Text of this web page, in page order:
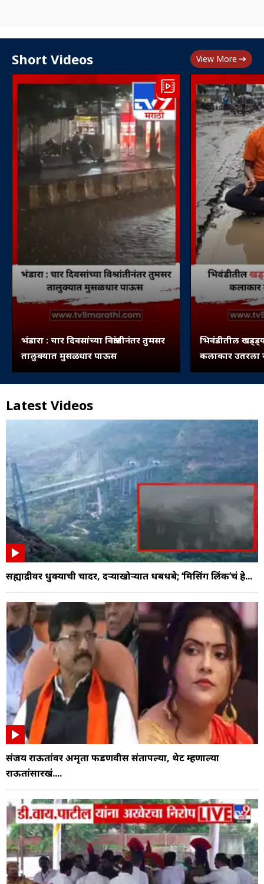
Short Videos View More
भंडारा : चार दिवसांच्या विश्रांतीनंतर तुमसर
तालुक्यात मुसळधार पाऊस
भिवंडीतील
कलाकार उतरला
Latest Videos
सह्याद्रीवर धुक्याची चादर, दऱ्याखोऱ्यात धबधबे; ‘मिसिंग लिंक’चं हे...
संजय राऊतांवर अमृता फडणवीस संतापल्या, थेट म्हणाल्या
राऊतांसारखं....